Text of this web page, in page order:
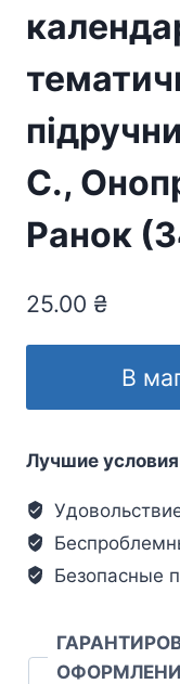
С.,
Ранок
25.00 ₴
В
Лучшие
Безопасные